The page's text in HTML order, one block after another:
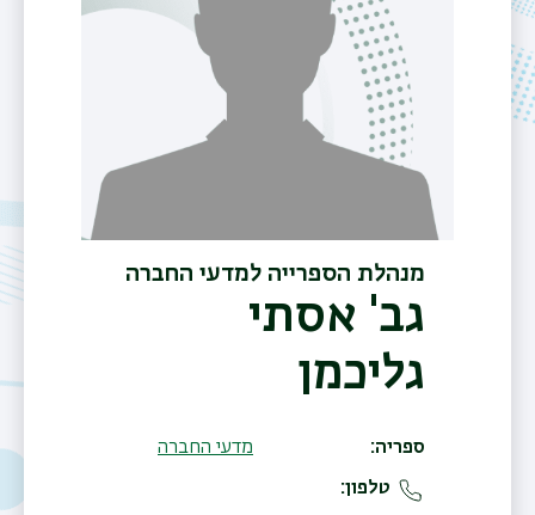
מנהלת הספרייה למדעי החברה
גב' אסתי
גליכמן
ספריה מדעי החברה
טלפון